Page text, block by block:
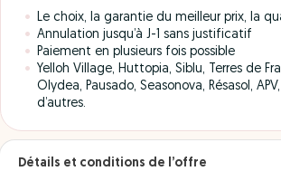
Le choix, la garantie du meilleur prix, la
Annulation jusqu’à J-1 sans justificatif
Paiement en plusieurs fois possible
Yelloh Village, Huttopia, Siblu, Terres de
Olydea, Pausado, Seasonova, Résasol,
d’autres.
Détails et conditions de l’offre